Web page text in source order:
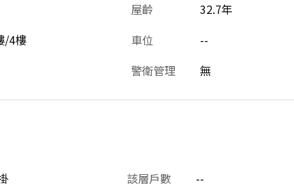
屋齡
32.7年
/4樓 車位
--
警衛管理 無
該層戶數
--